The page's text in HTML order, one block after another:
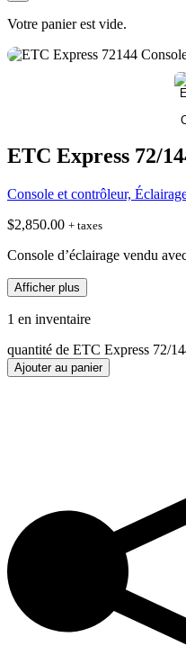
Votre panier est vide.
ETC Express 72/
Console et contrôleur,
$2,850.00 + taxes
Console d’éclairage vendu
Afficher plus
1 en inventaire
quantité de ETC Express 72/
Ajouter au panier